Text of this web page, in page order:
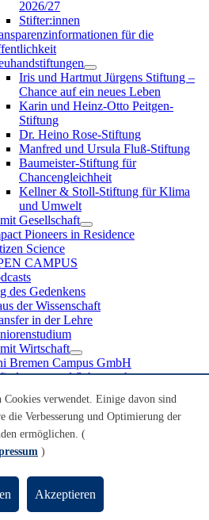
2026/27
Stifter:innen
für die
Iris und Hartmut Jürgens Stiftung –
Chance auf ein neues Leben
Karin und Heinz-Otto Peitgen-
Stiftung
Dr. Heino Rose-Stiftung
Manfred und Ursula Fluß-Stiftung
Baumeister-Stiftung für
Chancengleichheit
Kellner & Stoll-Stiftung für Klima
und Umwelt
Gesellschaft
Pioneers in Residence
Science
CAMPUS
des Gedenkens
der Wissenschaft
in der Lehre
Wirtschaft
Bremen Campus GmbH
und Schutzrechte
an der Universität Bremen
an der Universität Bremen
Schule
und Schüler
Cookies verwendet. Einige davon sind
die Verbesserung und Optimierung der
ermöglichen. (
)
Akzeptieren